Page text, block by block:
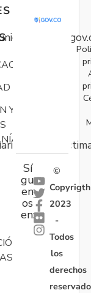
Y
Sí
gu
en
os
en:
©
Copyrigth
2023
-
Todos
los
derechos